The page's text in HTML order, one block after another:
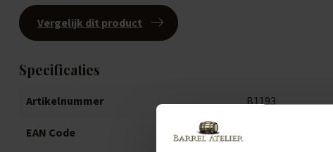
Vergelijk dit product
Specificaties
Artikelnummer B1193
EAN Code